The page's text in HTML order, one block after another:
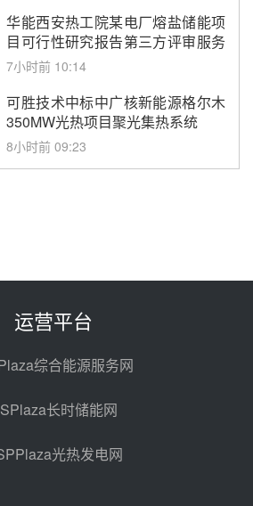
华能西安热工院某电厂熔盐储能项
目可行性研究报告第三方评审服务
采购
7小时前 10:14
可胜技术中标中广核新能源格尔木
350MW光热项目聚光集热系统
8小时前 09:23
院携光热储能技术与国能新疆电力
体中标建投邢台热电熔盐储热调峰
山东鲁西熔盐储热火电机组改造工
程项目热控仪表成套设备采购
08-07 16:44
运营平台
综合能源服务网
长时储能网
光热发电网